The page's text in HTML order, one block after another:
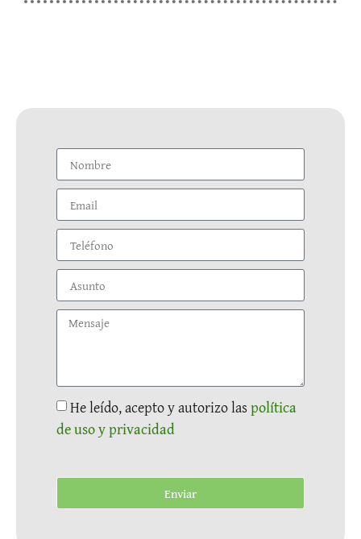
He leído, acepto y autorizo laspolítica
de uso y privacidad
Enviar